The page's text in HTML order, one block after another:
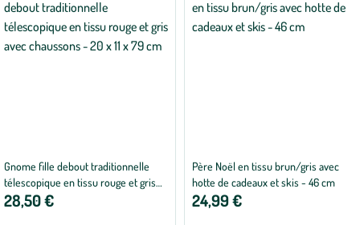
Gnome fille debout traditionnelle
télescopique en tissu rouge et gris
avec chaussons - 20 x 11 x 79 cm
28,50 €
Père Noël en tissu brun/gris avec
hotte de cadeaux et skis - 46 cm
24,99 €